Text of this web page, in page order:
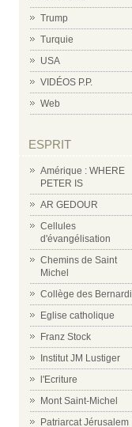
Trump
Turquie
USA
VIDÉOS P.P.
Web
ESPRIT
Amérique : WHERE
PETER IS
AR GEDOUR
Cellules
d'évangélisation
Chemins de Saint
Michel
Collège des
Eglise catholique
Franz Stock
Institut JM Lustiger
l'Ecriture
Mont Saint-Michel
Patriarcat Jérusalem